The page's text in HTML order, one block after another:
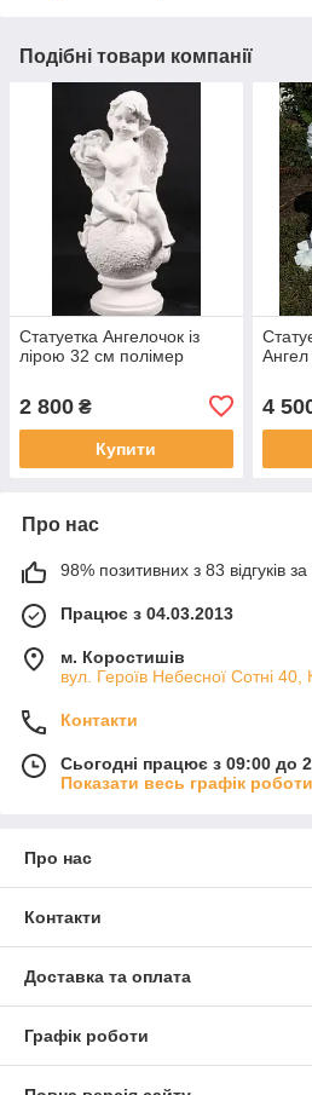
Подібні товари компанії
Статуетка Ангелочок із
лірою 32 см полімер
2 800 ₴
Купити
4
Про нас
98% позитивних з 83 відгуків за
Працює з 04.03.2013
м. Коростишів
вул. Героїв Небесної Сотні 40,
Контакти
Сьогодні працює з 09:00 до
Показати весь графік роботи
Про нас
Контакти
Доставка та оплата
Графік роботи